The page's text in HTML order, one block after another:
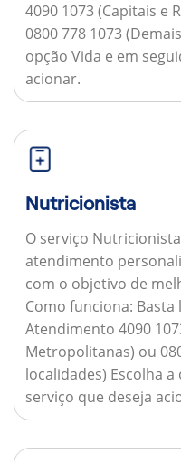
4090 1073 (Capitais e
0800 778 1073
opção Vida e em
acionar.
Nutricionista
O serviço
atendimento
com o objetivo de
Como funciona: Basta
Atendimento 4090
Metropolitanas) ou
localidades) Escolha
serviço que deseja